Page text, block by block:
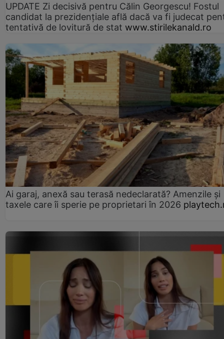
UPDATE Zi decisivă pentru Călin Georgescu! Fostul
candidat la prezidențiale află dacă va fi judecat
tentativă de lovitură de stat www.stirilekanald.ro
Ai garaj, anexă sau terasă nedeclarată? Amenzile și
taxele care îi sperie pe proprietari în 2026